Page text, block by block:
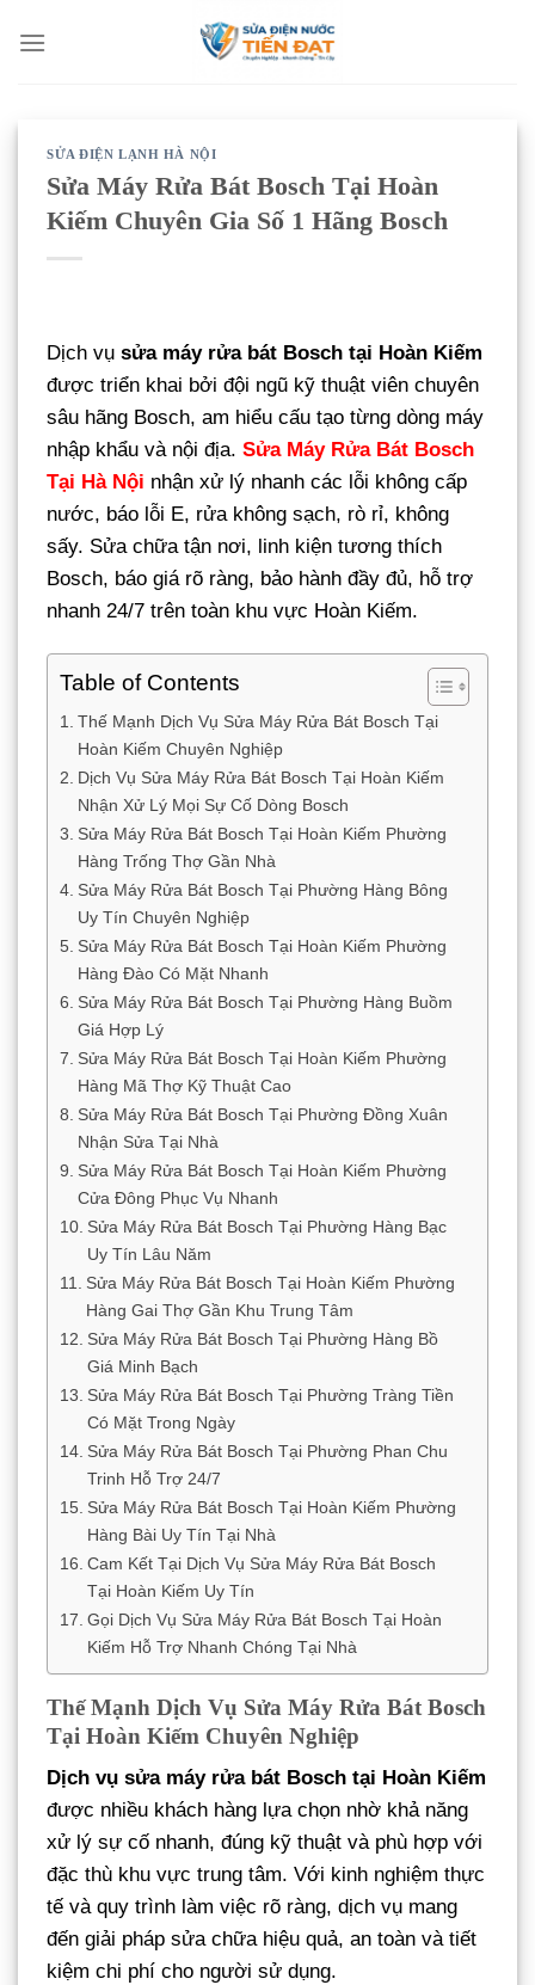
qua
SỬA ĐIỆN LẠNH HÀ NỘI
Sửa Máy Rửa Bát Bosch Tại Hoàn
Kiếm Chuyên Gia Số 1 Hãng Bosch
Dịch vụ sửa máy rửa bát Bosch tại Hoàn Kiếm
được triển khai bởi đội ngũ kỹ thuật viên chuyên
sâu hãng Bosch, am hiểu cấu tạo từng dòng máy
nhập khẩu và nội địa. Sửa Máy Rửa Bát Bosch
Tại Hà Nội nhận xử lý nhanh các lỗi không cấp
nước, báo lỗi E, rửa không sạch, rò rỉ, không
sấy. Sửa chữa tận nơi, linh kiện tương thích
Bosch, báo giá rõ ràng, bảo hành đầy đủ, hỗ trợ
nhanh 24/7 trên toàn khu vực Hoàn Kiếm.
Table of Contents
Thế Mạnh Dịch Vụ Sửa Máy Rửa Bát Bosch Tại
Hoàn Kiếm Chuyên Nghiệp
Dịch Vụ Sửa Máy Rửa Bát Bosch Tại Hoàn Kiếm
Nhận Xử Lý Mọi Sự Cố Dòng Bosch
Sửa Máy Rửa Bát Bosch Tại Hoàn Kiếm Phường
Hàng Trống Thợ Gần Nhà
Sửa Máy Rửa Bát Bosch Tại Phường Hàng Bông
Uy Tín Chuyên Nghiệp
Sửa Máy Rửa Bát Bosch Tại Hoàn Kiếm Phường
Hàng Đào Có Mặt Nhanh
Sửa Máy Rửa Bát Bosch Tại Phường Hàng Buồm
Giá Hợp Lý
Sửa Máy Rửa Bát Bosch Tại Hoàn Kiếm Phường
Hàng Mã Thợ Kỹ Thuật Cao
Sửa Máy Rửa Bát Bosch Tại Phường Đồng Xuân
Nhận Sửa Tại Nhà
Sửa Máy Rửa Bát Bosch Tại Hoàn Kiếm Phường
Cửa Đông Phục Vụ Nhanh
Sửa Máy Rửa Bát Bosch Tại Phường Hàng Bạc
Uy Tín Lâu Năm
Sửa Máy Rửa Bát Bosch Tại Hoàn Kiếm Phường
Hàng Gai Thợ Gần Khu Trung Tâm
Sửa Máy Rửa Bát Bosch Tại Phường Hàng Bồ
Giá Minh Bạch
Sửa Máy Rửa Bát Bosch Tại Phường Tràng Tiền
Có Mặt Trong Ngày
Sửa Máy Rửa Bát Bosch Tại Phường Phan Chu
Trinh Hỗ Trợ 24/7
Sửa Máy Rửa Bát Bosch Tại Hoàn Kiếm Phường
Hàng Bài Uy Tín Tại Nhà
Cam Kết Tại Dịch Vụ Sửa Máy Rửa Bát Bosch
Tại Hoàn Kiếm Uy Tín
Gọi Dịch Vụ Sửa Máy Rửa Bát Bosch Tại Hoàn
Kiếm Hỗ Trợ Nhanh Chóng Tại Nhà
Thế Mạnh Dịch Vụ Sửa Máy Rửa Bát Bosch
Tại Hoàn Kiếm Chuyên Nghiệp
Dịch vụ sửa máy rửa bát Bosch tại Hoàn Kiếm
được nhiều khách hàng lựa chọn nhờ khả năng
xử lý sự cố nhanh, đúng kỹ thuật và phù hợp với
đặc thù khu vực trung tâm. Với kinh nghiệm thực
tế và quy trình làm việc rõ ràng, dịch vụ mang
đến giải pháp sửa chữa hiệu quả, an toàn và tiết
kiệm chi phí cho người sử dụng.